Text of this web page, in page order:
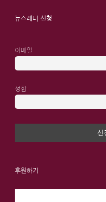
뉴스레터 신청
이메일
성함
후원하기